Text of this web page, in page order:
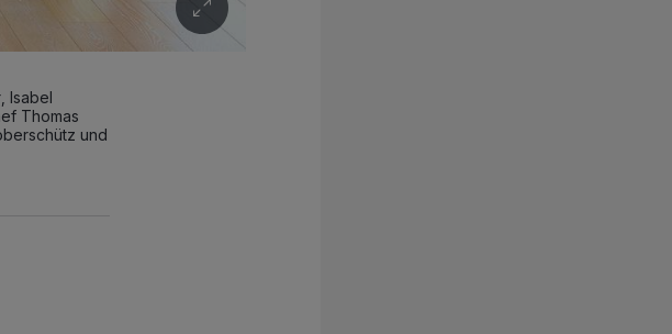
Isabel
Thomas
und